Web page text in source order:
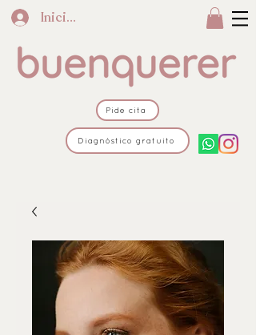
Iniciar sesión
Pide cita
Diagnóstico gratuito